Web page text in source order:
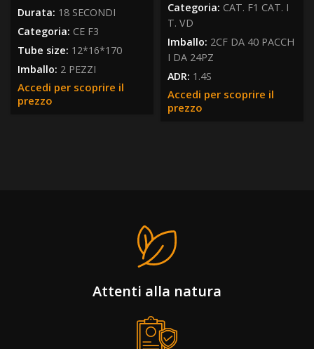
Durata: 18 SECONDI
Categoria: CE F3
Tube size: 12*16*170
Imballo: 2 PEZZI
Accedi per scoprire il
prezzo
Categoria: CAT. F1 CAT. I
T. VD
Imballo: 2CF DA 40 PACCH
I DA 24PZ
ADR: 1.4S
Accedi per scoprire il
prezzo
Attenti alla natura